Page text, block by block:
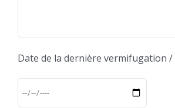
Date de la dernière vermifugation